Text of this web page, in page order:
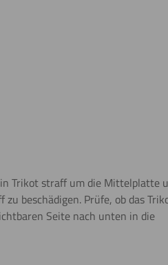
Trikot straff um die Mittelplatte
beschädigen. Prüfe, ob das
Seite nach unten in die